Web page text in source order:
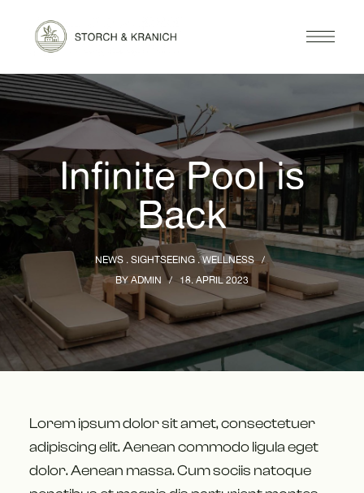
Infinite Pool is
Back
NEWS SIGHTSEEING
WELLNESS
BY ADMIN 18. APRIL 2023
Lorem ipsum dolor sit amet, consectetuer
adipiscing elit. Aenean commodo ligula eget
dolor. Aenean massa. Cum sociis natoque